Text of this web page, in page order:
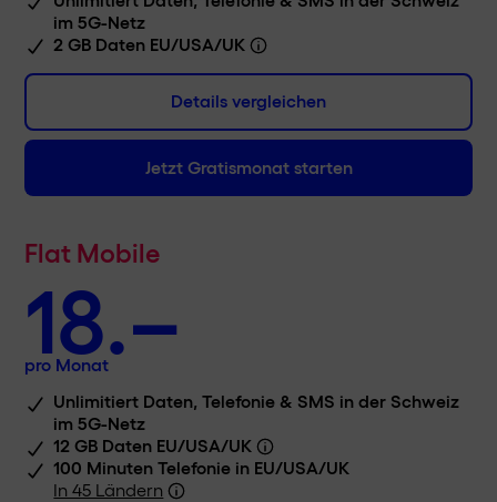
im 5G-Netz
2 GB Daten EU/USA/UK
Details vergleichen
Jetzt Gratismonat starten
Flat Mobile
18.–
pro Monat
Unlimitiert Daten, Telefonie & SMS in der Schweiz
im 5G-Netz
12 GB Daten EU/USA/UK
100 Minuten Telefonie in EU/USA/UK
In 45 Ländern
unlimitiert
Telefonie + SMS CH
unlimitiert
Telefonie in + nach EU/USA/UK
Konnektivität